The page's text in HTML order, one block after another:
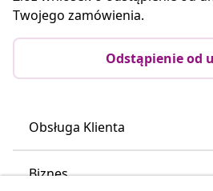
Odstąpienie od umowy
Złóż wniosek o odstąpienie od
Twojego zamówienia.